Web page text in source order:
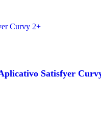
Satisfyer